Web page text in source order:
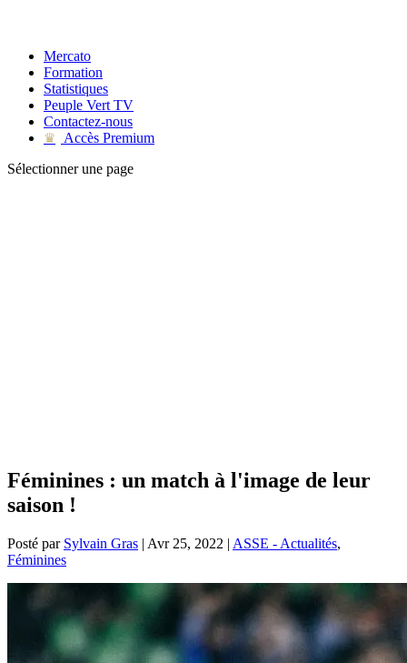
Mercato
Formation
Statistiques
Peuple Vert TV
Contactez-nous
♛
Accès Premium
Sélectionner une page
Féminines : un match à l'image de leur
saison !
Posté par Sylvain Gras | Avr 25, 2022 | ASSE - Actualités,
Féminines